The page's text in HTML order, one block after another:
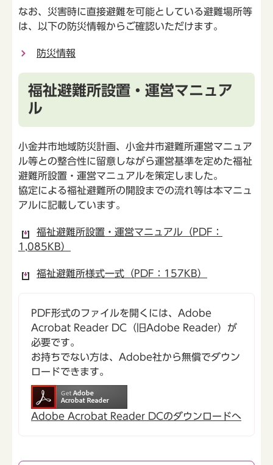
なお、災害時に直接避難を可能としている避難場所等
は、以下の防災情報からご確認いただけます。
防災情報
福祉避難所設置・運営マニュア
ル
小金井市地域防災計画、小金井市避難所運営マニュア
ル等との整合性に留意しながら運営基準を定めた福祉
避難所設置・運営マニュアルを策定しました。
協定による福祉避難所の開設までの流れ等は本マニュ
アルに記載しています。
福祉避難所設置・運営マニュアル（PDF：
1,085KB）
福祉避難所様式一式（PDF：157KB）
PDF形式のファイルを開くには、Adobe
Acrobat Reader DC（旧Adobe Reader）が
必要です。
お持ちでない方は、Adobe社から無償でダウン
ロードできます。
Adobe Acrobat Reader DCのダウンロードへ